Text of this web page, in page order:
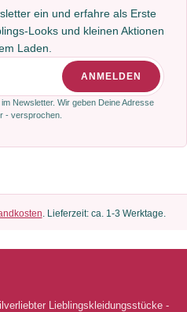
ein und erfahre als Erste
Looks und kleinen Aktionen
Laden.
ANMELDEN
Newsletter. Wir geben Deine Adresse
- versprochen.
. Lieferzeit: ca. 1-3 Werktage.
Lieblingskleidungsstücke -